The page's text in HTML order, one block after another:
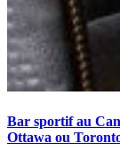
Bar sportif au
Ottawa ou